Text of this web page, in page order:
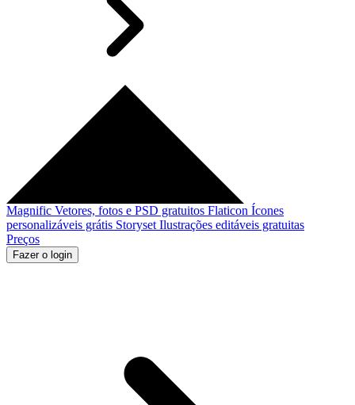
Magnific Vetores, fotos e PSD gratuitos Flaticon Ícones
personalizáveis grátis Storyset Ilustrações editáveis gratuitas
Preços
Fazer o login